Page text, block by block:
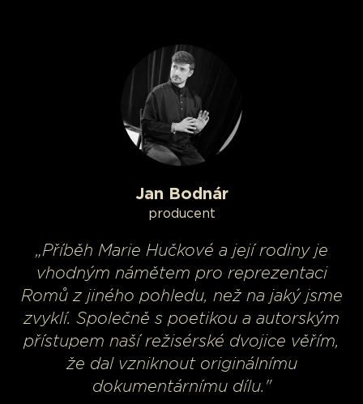
Jan Bodnár
producent
„Příběh Marie Hučkové a její rodiny je
vhodným námětem pro reprezentaci
Romů z jiného pohledu, než na jaký jsme
zvyklí. Společně s poetikou a autorským
přístupem naší režisérské dvojice věřím,
že dal vzniknout originálnímu
dokumentárnímu dílu."